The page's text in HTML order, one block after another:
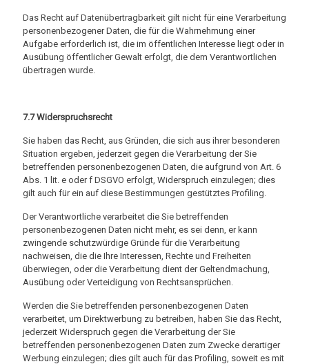
Das Recht auf Datenübertragbarkeit gilt nicht für eine Verarbeitung
personenbezogener Daten, die für die Wahrnehmung einer
Aufgabe erforderlich ist, die im öffentlichen Interesse liegt oder in
Ausübung öffentlicher Gewalt erfolgt, die dem Verantwortlichen
übertragen wurde.
7.7 Widerspruchsrecht
Sie haben das Recht, aus Gründen, die sich aus ihrer besonderen
Situation ergeben, jederzeit gegen die Verarbeitung der Sie
betreffenden personenbezogenen Daten, die aufgrund von Art. 6
Abs. 1 lit. e oder f DSGVO erfolgt, Widerspruch einzulegen; dies
gilt auch für ein auf diese Bestimmungen gestütztes Profiling.
Der Verantwortliche verarbeitet die Sie betreffenden
personenbezogenen Daten nicht mehr, es sei denn, er kann
zwingende schutzwürdige Gründe für die Verarbeitung
nachweisen, die die Ihre Interessen, Rechte und Freiheiten
überwiegen, oder die Verarbeitung dient der Geltendmachung,
Ausübung oder Verteidigung von Rechtsansprüchen.
Werden die Sie betreffenden personenbezogenen Daten
verarbeitet, um Direktwerbung zu betreiben, haben Sie das Recht,
jederzeit Widerspruch gegen die Verarbeitung der Sie
betreffenden personenbezogenen Daten zum Zwecke derartiger
Werbung einzulegen; dies gilt auch für das Profiling, soweit es mit